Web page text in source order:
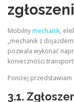
Mobilnymechanik,
„mechanik z
pozwala wykonać
konieczności
Poniżej przedstawiam
3.1.